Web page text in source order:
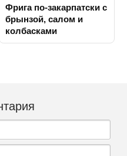
Фрига по-закарпатски с
брынзой, салом и
колбасками